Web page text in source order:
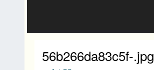
56b266da83c5f-.jpg